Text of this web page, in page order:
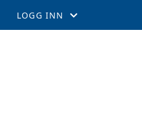
LOGG INN